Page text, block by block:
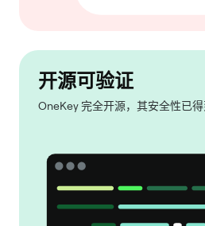
开源可验证
OneKey 完全开源，其安全性已得